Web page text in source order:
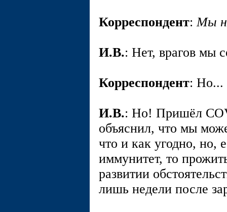
Корреспондент:Мы
И.В.: Нет, врагов мы
Корреспондент: Но...
И.В.: Но! Пришёл
объяснил, что мы
что и как угодно, но,
иммунитет, то
развитии
лишь недели после